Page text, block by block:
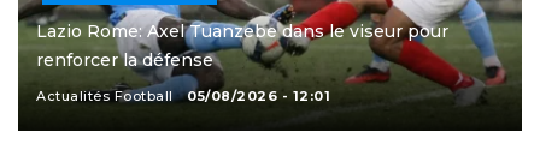
Lazio Rome: Axel Tuanzebe dans le viseur pour
renforcer la défense
Actualités Football 05/08/2026 - 12:01